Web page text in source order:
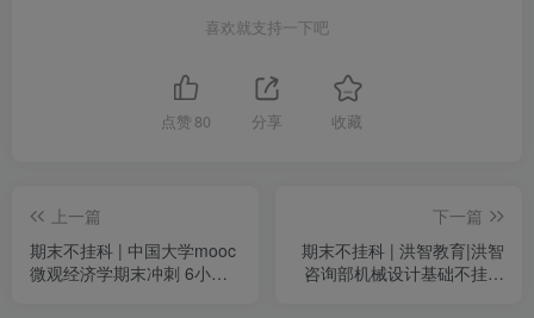
喜欢就支持一下吧
点赞 80 分享 收藏
上一篇
期末不挂科 | 中国大学mooc
微观经济学期末冲刺 6小时
下一篇
期末不挂科 | 洪智教育|洪智
咨询部机械设计基础不挂科